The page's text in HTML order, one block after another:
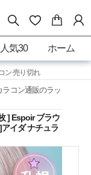
人気30 ホーム
ン 売り切れ
ラコン通販のラッ
] Espoir ブラウ
イダ ナチュラ